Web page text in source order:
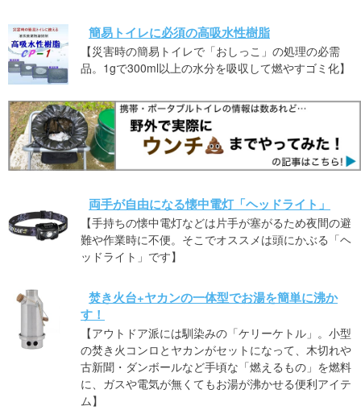
簡易トイレに必須の高吸水性樹脂
【災害時の簡易トイレで「おしっこ」の処理の必需
品。1gで300ml以上の水分を吸収して燃やすゴミ化】
両手が自由になる懐中電灯「ヘッドライト」
【手持ちの懐中電灯などは片手が塞がるため夜間の避
難や作業時に不便。そこでオススメは頭にかぶる「ヘ
ッドライト」です】
焚き火台+ヤカンの一体型でお湯を簡単に沸か
す！
【アウトドア派には馴染みの「ケリーケトル」。小型
の焚き火コンロとヤカンがセットになって、木切れや
古新聞・ダンボールなど手頃な「燃えるもの」を燃料
に、ガスや電気が無くてもお湯が沸かせる便利アイテ
ム】